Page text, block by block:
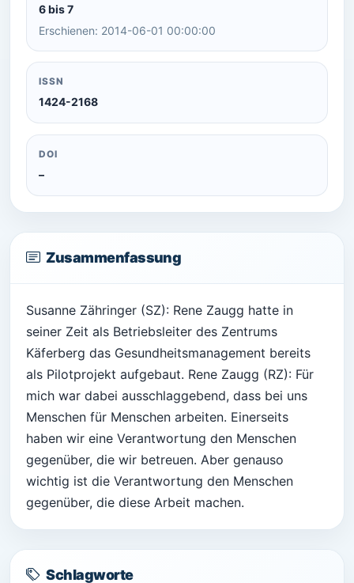
6 bis 7
Erschienen: 2014-06-01 00:00:00
ISSN
1424-2168
DOI
–
Zusammenfassung
Susanne Zähringer (SZ): Rene Zaugg hatte in
seiner Zeit als Betriebsleiter des Zentrums
Käferberg das Gesundheitsmanagement bereits
als Pilotprojekt aufgebaut. Rene Zaugg (RZ): Für
mich war dabei ausschlaggebend, dass bei uns
Menschen für Menschen arbeiten. Einerseits
haben wir eine Verantwortung den Menschen
gegenüber, die wir betreuen. Aber genauso
wichtig ist die Verantwortung den Menschen
gegenüber, die diese Arbeit machen.
Schlagworte